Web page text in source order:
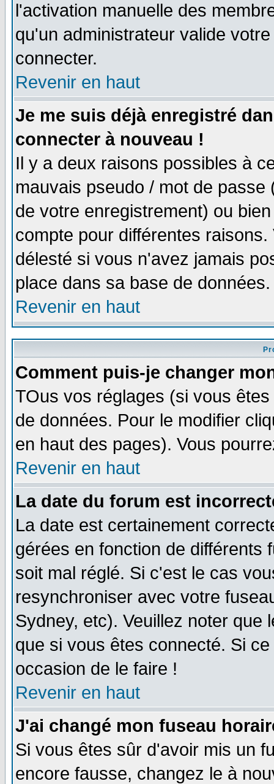
l'activation manuelle des
qu'un administrateur valide
connecter.
Revenir en haut
Je me suis déjà enregistré
connecter à nouveau !
Il y a deux raisons possibles à
mauvais pseudo / mot de
de votre enregistrement) ou
compte pour différentes
délesté si vous n'avez jamais
place dans sa base de
Revenir en haut
Comment puis-je changer
TOus vos réglages (si vous
de données. Pour le modifier
en haut des pages). Vous
Revenir en haut
La date du forum est
La date est certainement
gérées en fonction de différents
soit mal réglé. Si c'est le cas
resynchroniser avec votre
Sydney, etc). Veuillez noter que
que si vous êtes connecté. Si
occasion de le faire !
Revenir en haut
J'ai changé mon fuseau
Si vous êtes sûr d'avoir mis un
encore fausse, changez le à